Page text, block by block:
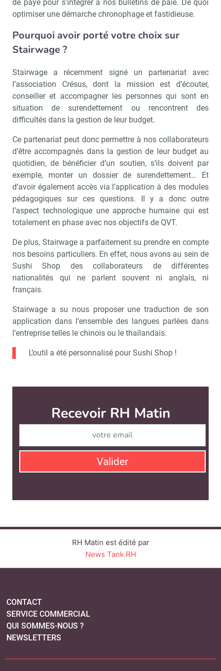
de paye pour s’intégrer à nos bulletins de paie. De quoi
optimiser une démarche chronophage et fastidieuse.
Pourquoi avoir porté votre choix sur
Stairwage ?
Stairwage a récemment signé un partenariat avec
l’association Crésus, dont la mission est d’écouter,
conseiller et accompagner les personnes qui sont en
situation de surendettement ou rencontrent des
difficultés dans la gestion de leur budget.
Ce partenariat peut donc permettre à nos collaborateurs
d’être accompagnés dans la gestion de leur budget au
quotidien, de bénéficier d’un soutien, s’ils doivent par
exemple, monter un dossier de surendettement… Et
d’avoir également accès via l’application à des modules
pédagogiques sur ces questions. Il y a donc outre
l’aspect technologique une approche humaine qui est
totalement en phase avec nos objectifs de QVT.
De plus, Stairwage a parfaitement su prendre en compte
nos besoins particuliers. En effet, nous avons au sein de
Sushi Shop des collaborateurs de différentes
nationalités qui ne parlent souvent ni anglais, ni
français.
Stairwage a su nous proposer une traduction de son
application dans l’ensemble des langues parlées dans
l’entreprise telles le chinois ou le thaïlandais.
L’outil a été personnalisé pour Sushi Shop !
Recevoir RH Matin
Valider
RH Matin est édité par
News Tank RH
CONTACT
SERVICE COMMERCIAL
QUI SOMMES-NOUS ?
NEWSLETTERS